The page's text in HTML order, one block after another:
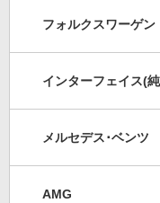
フォルクスワーゲン
インターフェイス(
メルセデス･ベンツ
AMG